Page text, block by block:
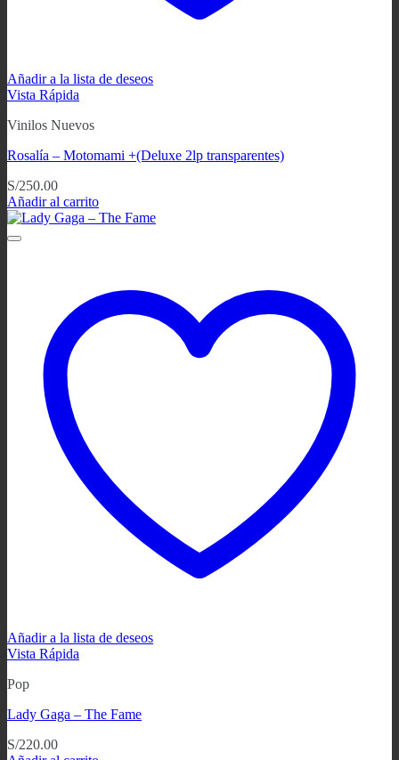
Añadir a la lista de deseos
Vista Rápida
Vinilos Nuevos
Rosalía – Motomami +(Deluxe 2lp transparentes)
S/250.00
Añadir al carrito
Añadir a la lista de deseos
Vista Rápida
Pop
Lady Gaga ‎– The Fame
S/220.00